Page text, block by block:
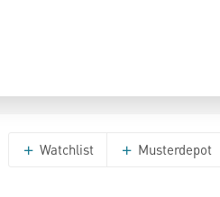
Watchlist Musterdepot